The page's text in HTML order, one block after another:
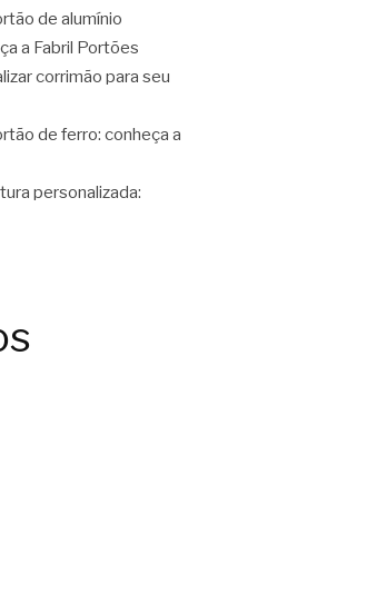
de alumínio
a Fabril Portões
corrimão para seu
de ferro: conheça a
personalizada: